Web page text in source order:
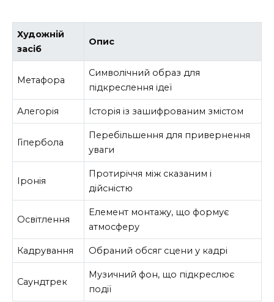
Художній
засіб
Опис
Метафора
Символічний образ для
підкреслення ідеї
Алегорія Історія із зашифрованим змістом
Гіпербола
Перебільшення для привернення
уваги
Іронія
Протиріччя між сказаним і
дійсністю
Освітлення
Елемент монтажу, що формує
атмосферу
Кадрування Обраний обсяг сцени у кадрі
Саундтрек
Музичний фон, що підкреслює
події